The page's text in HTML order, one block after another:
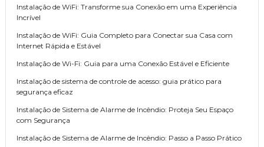
Instalação de WiFi: Transforme sua Conexão em uma Experiência
Incrível
Instalação de WiFi: Guia Completo para Conectar sua Casa com
Internet Rápida e Estável
Instalação de Wi-Fi: Guia para uma Conexão Estável e Eficiente
Instalação de sistema de controle de acesso: guia prático para
segurança eficaz
Instalação de Sistema de Alarme de Incêndio: Proteja Seu Espaço
com Segurança
Instalação de Sistema de Alarme de Incêndio: Passo a Passo Prático